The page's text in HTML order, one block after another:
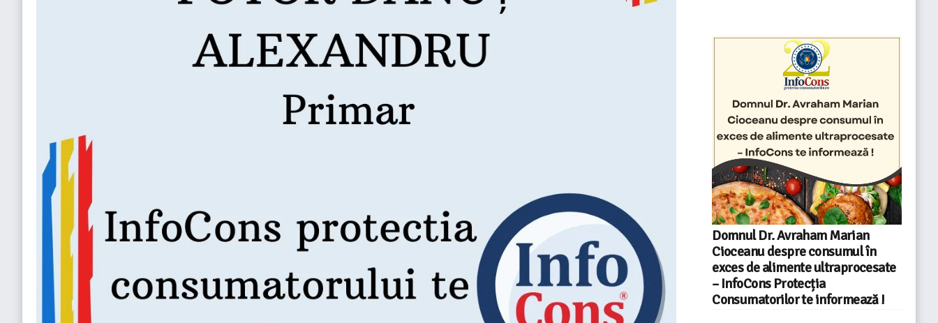
Domnul Dr. Avraham Marian
Cioceanu despre consumul în
exces de alimente ultraprocesate
– InfoCons Protecția
Consumatorilor te informează !